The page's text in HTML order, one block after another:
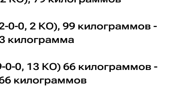
0-0, 2 КО), 99 килограммов -
килограмма
0-0, 13 КО) 66 килограммов -
килограммов